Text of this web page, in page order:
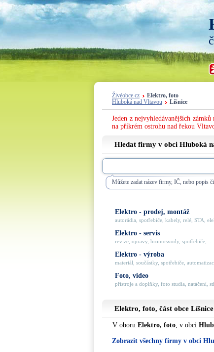
Živéobce.cz
Elektro, foto
Hluboká nad Vltavou
Líšnice
Jeden z nejvyhledávanějších
na příkrém ostrohu nad řekou
Hledat firmy v obci Hluboká
Můžete zadat název firmy, IČ, nebo popis
Elektro - prodej, montáž
autorádia, spotřebiče, kabely, relé, STA,
Elektro - servis
revize, opravy, hromosvody, spotřebiče, ...
Elektro - výroba
materiál, součástky, spotřebiče,
Foto, video
přístroje a doplňky, foto studia, natáčení,
Elektro, foto, část obce Líšnice
V oboru Elektro, foto, v obci
Zobrazit všechny firmy v obci